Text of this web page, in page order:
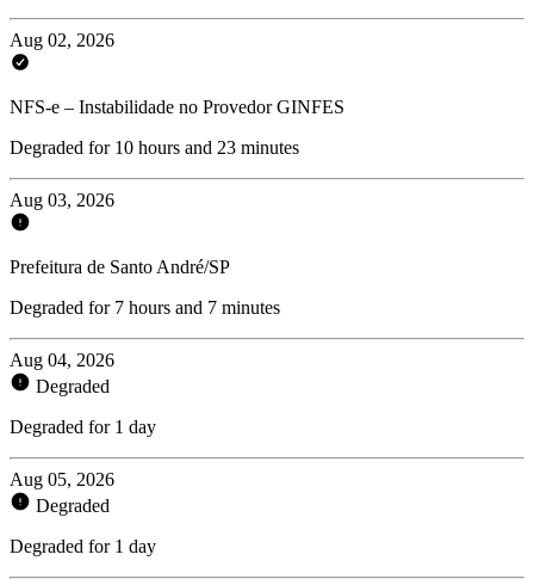
Aug 02, 2026
NFS-e – Instabilidade no Provedor GINFES
Degraded for 10 hours and 23 minutes
Aug 03, 2026
Prefeitura de Santo André/SP
Degraded for 7 hours and 7 minutes
Aug 04, 2026
Degraded
Degraded for 1 day
Aug 05, 2026
Degraded
Degraded for 1 day